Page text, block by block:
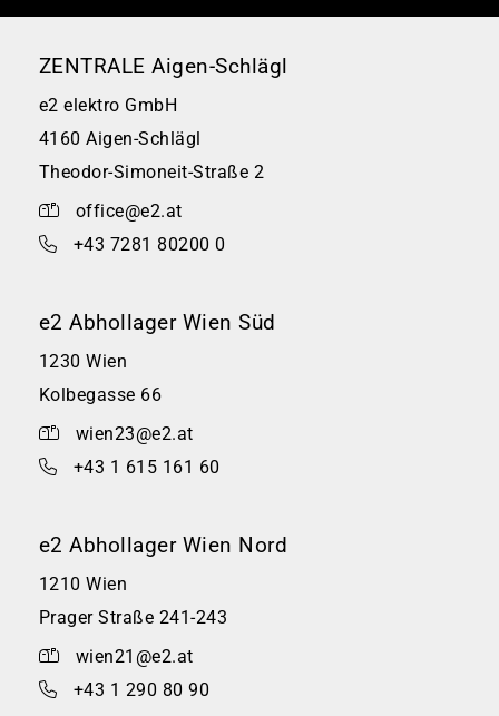
ZENTRALE Aigen-Schlägl
e2 elektro GmbH
4160 Aigen-Schlägl
Theodor-Simoneit-Straße 2
office@e2.at
+43 7281 80200 0
e2 Abhollager Wien Süd
1230 Wien
Kolbegasse 66
wien23@e2.at
+43 1 615 161 60
e2 Abhollager Wien Nord
1210 Wien
Prager Straße 241-243
wien21@e2.at
+43 1 290 80 90